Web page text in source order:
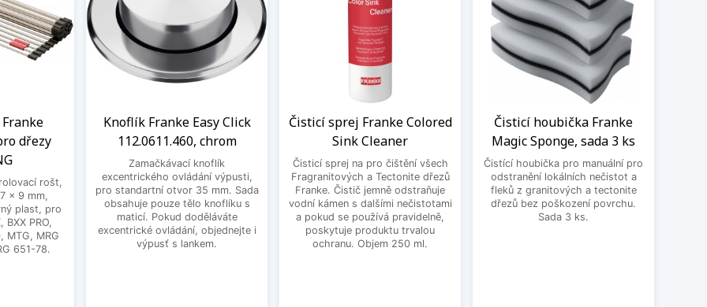
dřezy
rošt,
x 9 mm,
plast, pro
BXX PRO,
MTG, MRG
651-78.
Knoflík Franke Easy Click
112.0611.460, chrom
Zamačkávací knoflík
excentrického ovládání výpusti,
pro standartní otvor 35 mm. Sada
obsahuje pouze tělo knoflíku s
maticí. Pokud doděláváte
excentrické ovládání, objednejte i
výpusť s lankem.
Čisticí sprej Franke Colored
Sink Cleaner
Čisticí sprej na pro čištění všech
Fragranitových a Tectonite dřezů
Franke. Čistič jemně odstraňuje
vodní kámen s dalšími nečistotami
a pokud se používá pravidelně,
poskytuje produktu trvalou
ochranu. Objem 250 ml.
Čisticí houbička Franke
Magic Sponge, sada 3 ks
Čistící houbička pro manuální pro
odstranění lokálních nečistot a
fleků z granitových a tectonite
dřezů bez poškození povrchu.
Sada 3 ks.